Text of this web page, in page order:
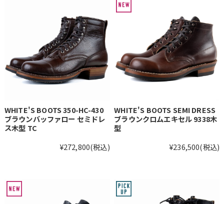
WHITE'S BOOTS 350-HC-430
ブラウンバッファロー セミドレ
ス木型 TC
¥272,800(税込)
WHITE'S BOOTS SEMI DRESS
ブラウンクロムエキセル 9338木
型
¥236,500(税込)